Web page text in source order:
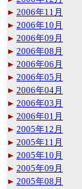
2006年11月
2006年10月
2006年09月
2006年08月
2006年06月
2006年05月
2006年04月
2006年03月
2006年01月
2005年12月
2005年11月
2005年10月
2005年09月
2005年08月